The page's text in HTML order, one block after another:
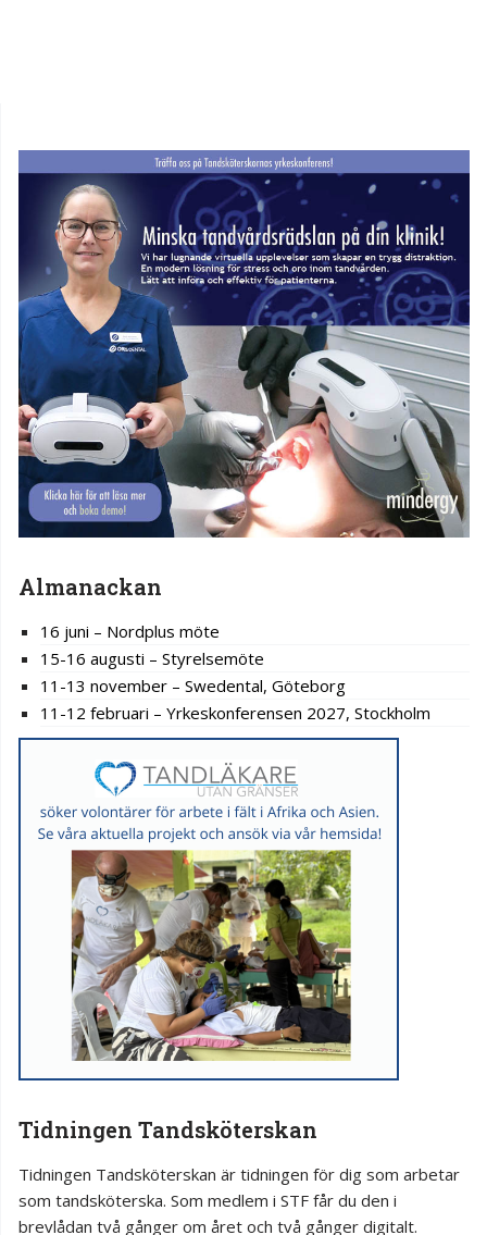
Almanackan
16 juni – Nordplus möte
15-16 augusti – Styrelsemöte
11-13 november – Swedental, Göteborg
11-12 februari – Yrkeskonferensen 2027, Stockholm
Tidningen Tandsköterskan
Tidningen Tandsköterskan är tidningen för dig som arbetar
som tandsköterska. Som medlem i STF får du den i
brevlådan två gånger om året och två gånger digitalt.